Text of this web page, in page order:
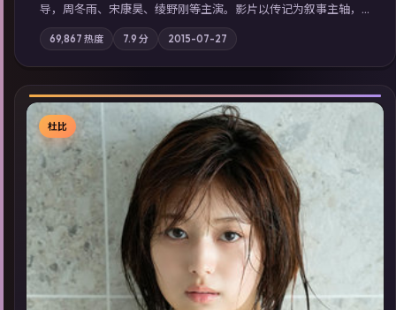
导，周冬雨、宋康昊、绫野刚等主演。影片以传记为叙事主轴，
记忆碎片重组后，主角发现自己从未活过“真实”的一天；摄影与
配乐强化地域气质；站内亦可通过「国产免费观看高清电视剧在
线看」延展检索同类型高分佳作，畅享高清在线追剧体验。
69,867 热度 7.9 分 2015-07-27
杜比